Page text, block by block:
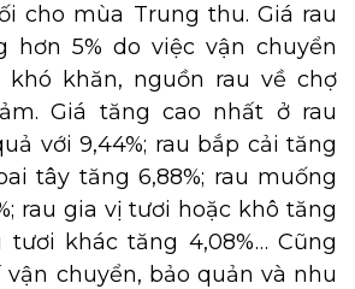
cho mùa Trung thu. Giá rau
hơn 5% do việc vận chuyển
khó khăn, nguồn rau về chợ
Giá tăng cao nhất ở rau
với 9,44%; rau bắp cải tăng
tây tăng 6,88%; rau muống
rau gia vị tươi hoặc khô tăng
tươi khác tăng 4,08%… Cũng
chuyển, bảo quản và nhu